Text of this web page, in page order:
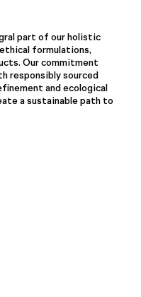
part of our holistic
formulations,
Our commitment
responsibly sourced
and ecological
a sustainable path to